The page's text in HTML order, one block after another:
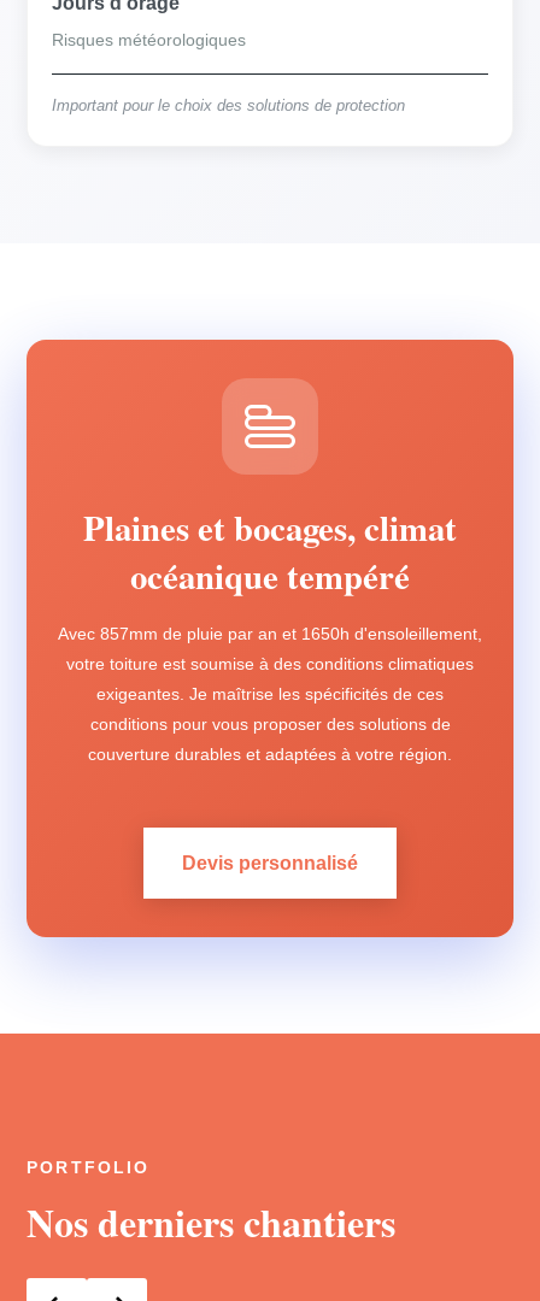
Risques météorologiques
Important pour le choix des solutions de protection
Plaines et bocages, climat
océanique tempéré
Avec 857mm de pluie par an et 1650h d'ensoleillement,
votre toiture est soumise à des conditions climatiques
exigeantes. Je maîtrise les spécificités de ces
conditions pour vous proposer des solutions de
couverture durables et adaptées à votre région.
Devis personnalisé
PORTFOLIO
Nos derniers chantiers